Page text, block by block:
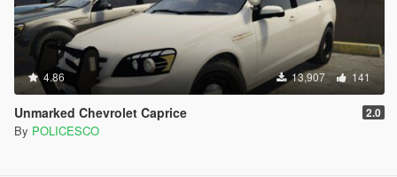
4.86 13,907 141
Unmarked Chevrolet Caprice 2.0
By POLICESCO